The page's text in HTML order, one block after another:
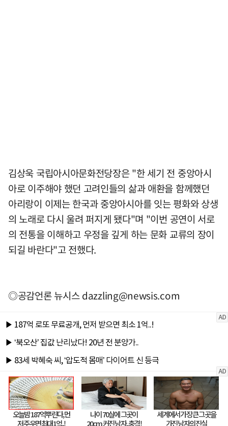
김상욱 국립아시아문화전당장은 "한 세기 전 중앙아시
아로 이주해야 했던 고려인들의 삶과 애환을 함께했던
아리랑이 이제는 한국과 중앙아시아를 잇는 평화와 상생
의 노래로 다시 울려 퍼지게 됐다"며 "이번 공연이 서로
의 전통을 이해하고 우정을 깊게 하는 문화 교류의 장이
되길 바란다"고 전했다.
◎공감언론 뉴시스dazzling@newsis.com